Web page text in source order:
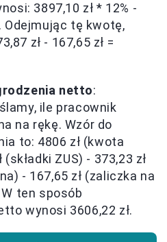
3897,10 zł * 12% -
Odejmując tę kwotę,
zł - 167,65 zł =
netto:
ile pracownik
na rękę. Wzór do
to: 4806 zł (kwota
ZUS) - 373,23 zł
- 167,65 zł (zaliczka na
W ten sposób
wynosi 3606,22 zł.